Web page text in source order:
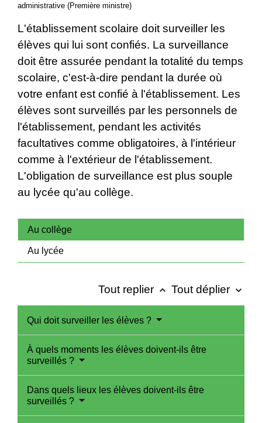
administrative (Première ministre)
L'établissement scolaire doit surveiller les
élèves qui lui sont confiés. La surveillance
doit être assurée pendant la totalité du temps
scolaire, c'est-à-dire pendant la durée où
votre enfant est confié à l'établissement. Les
élèves sont surveillés par les personnels de
l'établissement, pendant les activités
facultatives comme obligatoires, à l'intérieur
comme à l'extérieur de l'établissement.
L'obligation de surveillance est plus souple
au lycée qu'au collège.
Au collège
Au lycée
Tout replier keyboard_arrow_up Tout déplier keyboard_arrow_down
Qui doit surveiller les élèves ?
À quels moments les élèves doivent-ils être
surveillés ?
Dans quels lieux les élèves doivent-ils être
surveillés ?